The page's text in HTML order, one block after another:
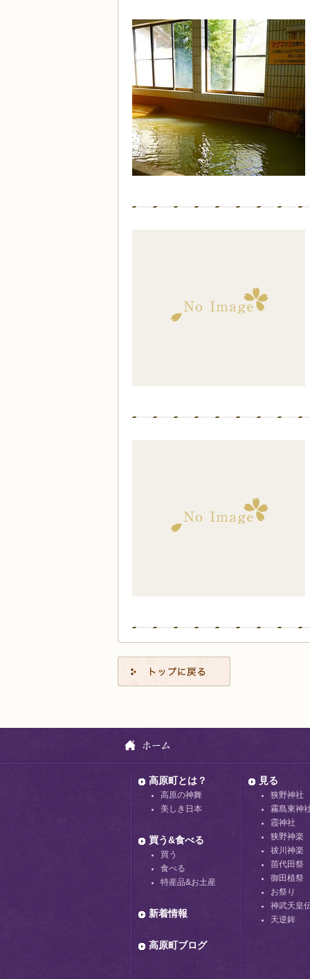
高原町とは？
高原の神舞
美しき日本
買う&食べる
買う
食べる
特産品&お土産
新着情報
高原町ブログ
見る
狭野神社
霧島東神
霞神社
狭野神楽
祓川神楽
苗代田祭
御田植祭
お祭り
神武天皇
天逆鉾